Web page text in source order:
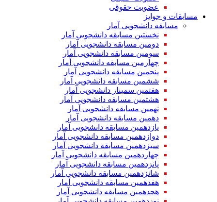
عضویت حقوقی
مسابقات و جوایز
مسابقه دانشجویی آمار
نخستین مسابقه دانشجویی آمار
دومین مسابقه دانشجویی آمار
سومین مسابقه دانشجویی آمار
چهارمین مسابقه دانشجویی آمار
پنجمین مسابقه دانشجویی آمار
ششمین مسابقه دانشجویی آمار
هفتمین سمینار دانشجویی آمار
هشتمین مسابقه دانشجویی آمار
نهمین مسابقه دانشجویی آمار
دهمین مسابقه دانشجویی آمار
یازدهمین مسابقه دانشجویی آمار
دوازدهمین مسابقه دانشجویی آمار
سیزدهمین مسابقه دانشجویی آمار
چهاردهمین مسابقه دانشجویی آمار
پانزدهمین مسابقه دانشجویی آمار
شانزدهمین مسابقه دانشجویی آمار
هفدهمین مسابقه دانشجویی آمار
هجدهمین مسابقه دانشجویی آمار